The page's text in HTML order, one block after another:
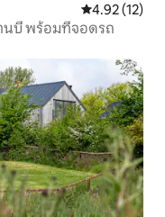
คะแนนเฉลี่ย
4.92 (12)
นบี พร้อมที่จอดรถ